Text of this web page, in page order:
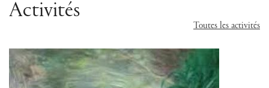
Activités
Toutes les activités